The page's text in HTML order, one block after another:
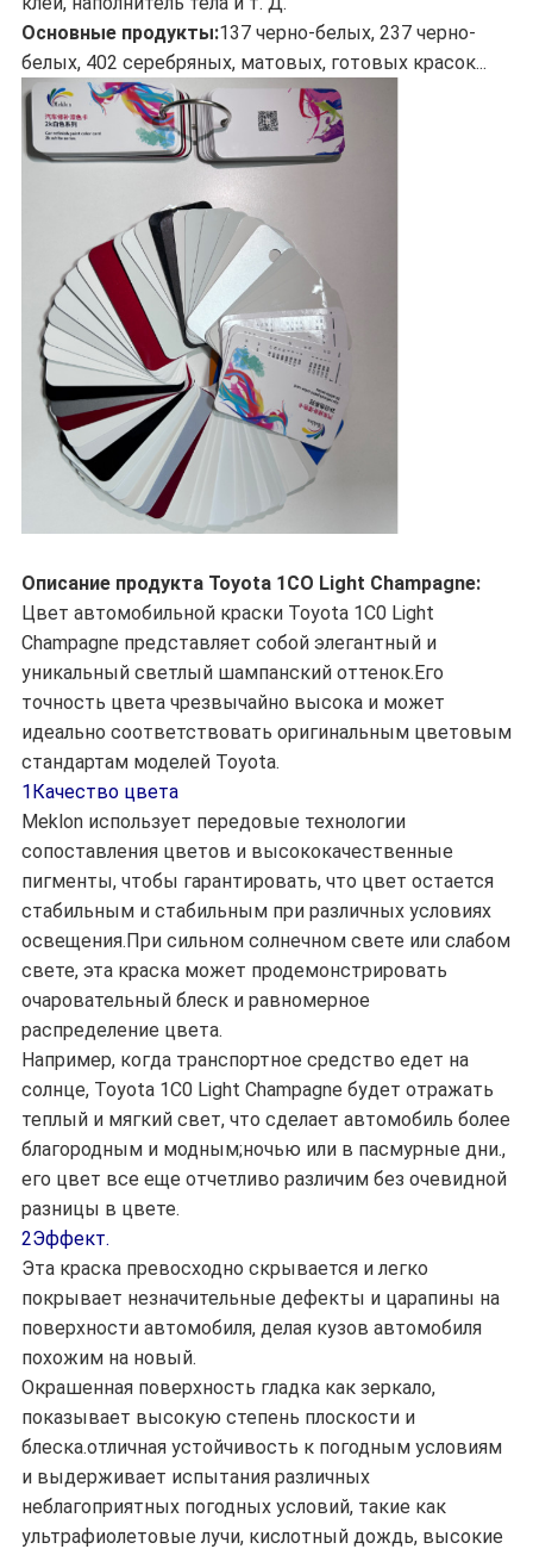
Основные продукты:137 черно-белых, 237 черно-
белых, 402 серебряных, матовых, готовых красок...
Описание продукта Toyota 1CO Light Champagne:
Цвет автомобильной краски Toyota 1C0 Light
Champagne представляет собой элегантный и
уникальный светлый шампанский оттенок.Его
точность цвета чрезвычайно высока и может
идеально соответствовать оригинальным цветовым
стандартам моделей Toyota.
1Качество цвета
Meklon использует передовые технологии
сопоставления цветов и высококачественные
пигменты, чтобы гарантировать, что цвет остается
стабильным и стабильным при различных условиях
освещения.При сильном солнечном свете или слабом
свете, эта краска может продемонстрировать
очаровательный блеск и равномерное
распределение цвета.
Например, когда транспортное средство едет на
солнце, Toyota 1C0 Light Champagne будет отражать
теплый и мягкий свет, что сделает автомобиль более
благородным и модным;ночью или в пасмурные дни.,
его цвет все еще отчетливо различим без очевидной
разницы в цвете.
2Эффект.
Эта краска превосходно скрывается и легко
покрывает незначительные дефекты и царапины на
поверхности автомобиля, делая кузов автомобиля
похожим на новый.
Окрашенная поверхность гладка как зеркало,
показывает высокую степень плоскости и
блеска.отличная устойчивость к погодным условиям
и выдерживает испытания различных
неблагоприятных погодных условий, такие как
ультрафиолетовые лучи, кислотный дождь, высокие